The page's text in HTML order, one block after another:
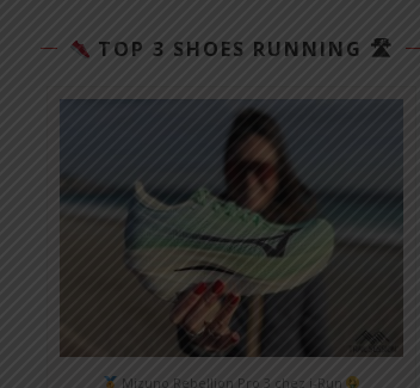
TOP 3 SHOES RUNNING 🛣
Mizuno Rebellion Pro 3 chez i-Run